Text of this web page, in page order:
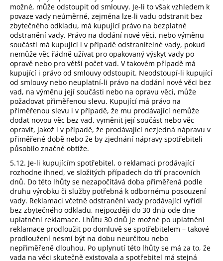
možné, může odstoupit od smlouvy. Je-li to však vzhledem k
povaze vady neúměrné, zejména lze-li vadu odstranit bez
zbytečného odkladu, má kupující právo na bezplatné
odstranění vady. Právo na dodání nové věci, nebo výměnu
součásti má kupující i v případě odstranitelné vady, pokud
nemůže věc řádně užívat pro opakovaný výskyt vady po
opravě nebo pro větší počet vad. V takovém případě má
kupující i právo od smlouvy odstoupit. Neodstoupí-li kupující
od smlouvy nebo neuplatní-li právo na dodání nové věci bez
vad, na výměnu její součásti nebo na opravu věci, může
požadovat přiměřenou slevu. Kupující má právo na
přiměřenou slevu i v případě, že mu prodávající nemůže
dodat novou věc bez vad, vyměnit její součást nebo věc
opravit, jakož i v případě, že prodávající nezjedná nápravu v
přiměřené době nebo že by zjednání nápravy spotřebiteli
působilo značné obtíže.
5.12. Je-li kupujícím spotřebitel, o reklamaci prodávající
rozhodne ihned, ve složitých případech do tří pracovních
dnů. Do této lhůty se nezapočítává doba přiměřená podle
druhu výrobku či služby potřebná k odbornému posouzení
vady. Reklamaci včetně odstranění vady prodávající vyřídí
bez zbytečného odkladu, nejpozději do 30 dnů ode dne
uplatnění reklamace. Lhůtu 30 dnů je možné po uplatnění
reklamace prodloužit po domluvě se spotřebitelem – takové
prodloužení nesmí být na dobu neurčitou nebo
nepřiměřeně dlouhou. Po uplynutí této lhůty se má za to, že
vada na věci skutečně existovala a spotřebitel má stejná